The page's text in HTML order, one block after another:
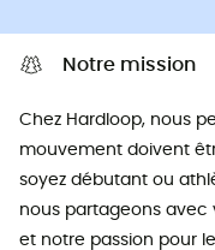
Notre mission
Chez Hardloop, nous
mouvement doivent
soyez débutant ou
nous partageons avec
et notre passion pour